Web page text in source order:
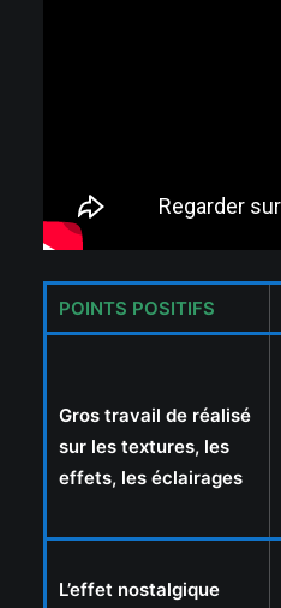
POINTS POSITIFS
Gros travail de réalisé
sur les textures, les
effets, les éclairages
L’effet nostalgique